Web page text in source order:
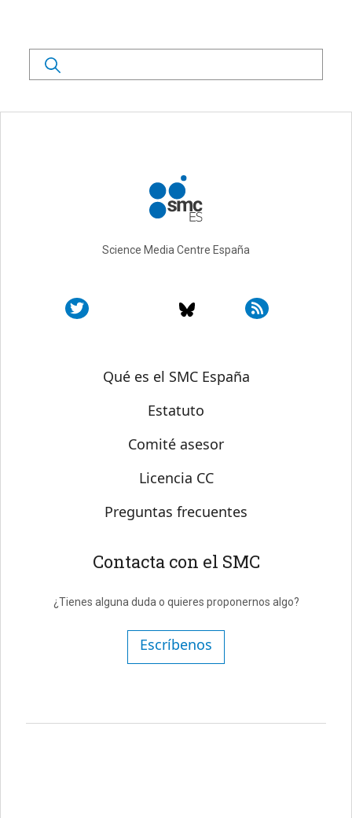
Science Media Centre España
Sobre SMC España
Qué es el SMC España
Estatuto
Comité asesor
Licencia CC
Preguntas frecuentes
Contacta con el SMC
¿Tienes alguna duda o quieres proponernos algo?
Escríbenos